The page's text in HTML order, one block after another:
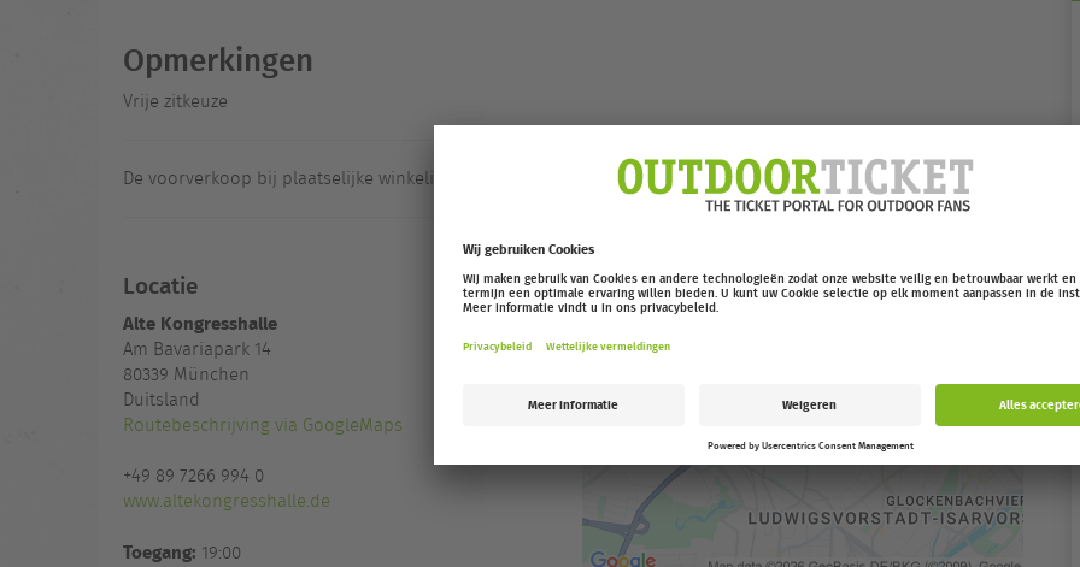
Opmerkingen
Vrije zitkeuze
De voorverkoop bij plaatselijke winkeliers start in augustus.
Locatie
Alte Kongresshalle
Am Bavariapark 14
80339 München
Duitsland
Routebeschrijving via GoogleMaps
+49 89 7266 994 0
www.altekongresshalle.de
Toegang: 19:00